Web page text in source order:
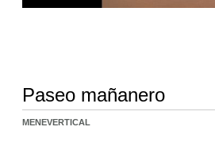
Paseo mañanero
MENEVERTICAL